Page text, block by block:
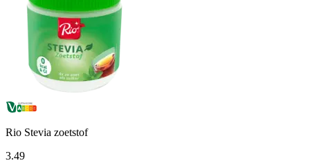
Rio Stevia zoetstof
3.49